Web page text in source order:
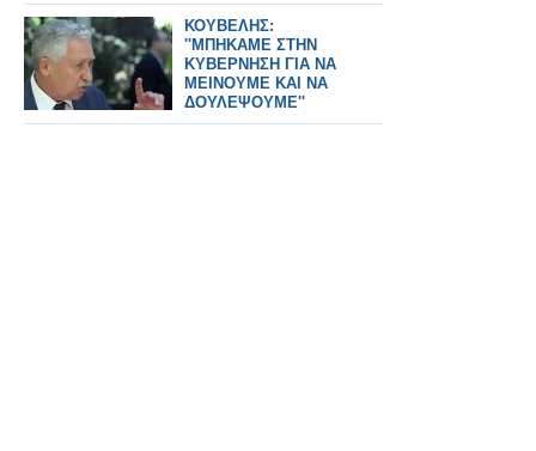
ΚΟΥΒΕΛΗΣ:
''ΜΠΗΚΑΜΕ ΣΤΗΝ
ΚΥΒΕΡΝΗΣΗ ΓΙΑ ΝΑ
ΜΕΙΝΟΥΜΕ ΚΑΙ ΝΑ
ΔΟΥΛΕΨΟΥΜΕ''